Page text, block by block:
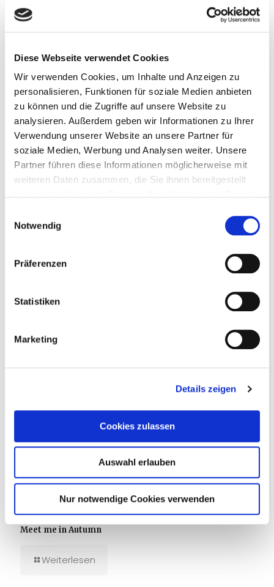
Diese Webseite verwendet Cookies
Wir verwenden Cookies, um Inhalte und Anzeigen zu
personalisieren, Funktionen für soziale Medien anbieten
zu können und die Zugriffe auf unsere Website zu
analysieren. Außerdem geben wir Informationen zu Ihrer
Verwendung unserer Website an unsere Partner für
soziale Medien, Werbung und Analysen weiter. Unsere
Partner führen diese Informationen möglicherweise mit
weiteren Daten zusammen, die Sie ihnen bereitgestellt
Notwendig
Präferenzen
Statistiken
Marketing
Details zeigen
Cookies zulassen
Auswahl erlauben
Nur notwendige Cookies verwenden
7. Oktober 2025
Love me in Autumn
7. Oktober 2025
Meet me in Autumn
Weiterlesen